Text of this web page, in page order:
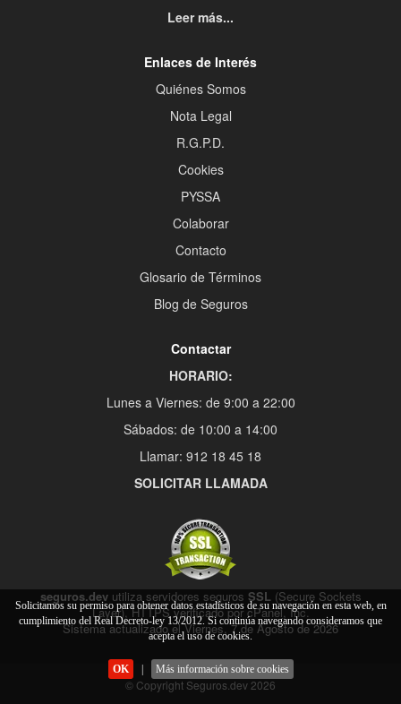
Leer más...
Enlaces de Interés
Quiénes Somos
Nota Legal
R.G.P.D.
Cookies
PYSSA
Colaborar
Contacto
Glosario de Términos
Blog de Seguros
Contactar
HORARIO:
Lunes a Viernes: de 9:00 a 22:00
Sábados: de 10:00 a 14:00
Llamar: 912 18 45 18
SOLICITAR LLAMADA
seguros.dev utiliza servidores seguros SSL (Secure Sockets
Layer), HTTPS verificado por cPanel, Inc.
Sistema actualizado el Viernes, 7 de Agosto de 2026
© Copyright Seguros.dev 2026
Solicitamos su permiso para obtener datos estadísticos de su navegación en esta web, en
cumplimiento del Real Decreto-ley 13/2012. Si continúa navegando consideramos que
acepta el uso de cookies.
OK | Más información sobre cookies